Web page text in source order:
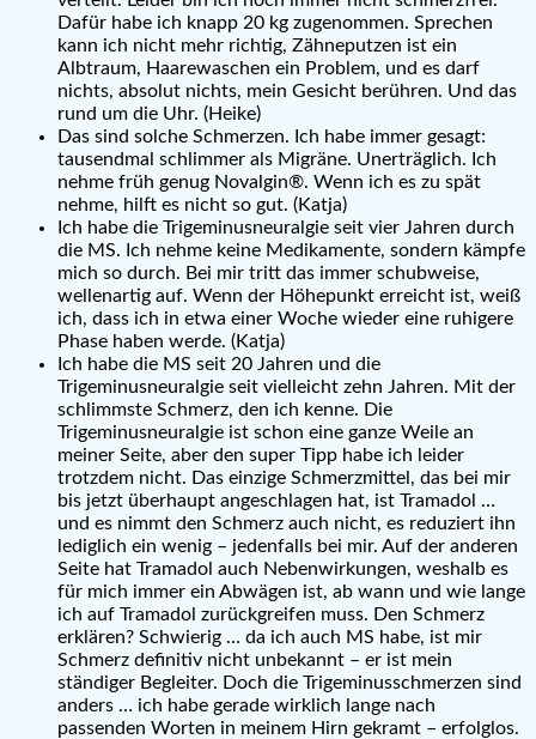
Dafür habe ich knapp 20 kg zugenommen. Sprechen
kann ich nicht mehr richtig, Zähneputzen ist ein
Albtraum, Haarewaschen ein Problem, und es darf
nichts, absolut nichts, mein Gesicht berühren. Und das
rund um die Uhr. (Heike)
Das sind solche Schmerzen. Ich habe immer gesagt:
tausendmal schlimmer als Migräne. Unerträglich. Ich
nehme früh genug Novalgin®. Wenn ich es zu spät
nehme, hilft es nicht so gut. (Katja)
Ich habe die Trigeminusneuralgie seit vier Jahren durch
die MS. Ich nehme keine Medikamente, sondern kämpfe
mich so durch. Bei mir tritt das immer schubweise,
wellenartig auf. Wenn der Höhepunkt erreicht ist, weiß
ich, dass ich in etwa einer Woche wieder eine ruhigere
Phase haben werde. (Katja)
Ich habe die MS seit 20 Jahren und die
Trigeminusneuralgie seit vielleicht zehn Jahren. Mit der
schlimmste Schmerz, den ich kenne. Die
Trigeminusneuralgie ist schon eine ganze Weile an
meiner Seite, aber den super Tipp habe ich leider
trotzdem nicht. Das einzige Schmerzmittel, das bei mir
bis jetzt überhaupt angeschlagen hat, ist Tramadol …
und es nimmt den Schmerz auch nicht, es reduziert ihn
lediglich ein wenig – jedenfalls bei mir. Auf der anderen
Seite hat Tramadol auch Nebenwirkungen, weshalb es
für mich immer ein Abwägen ist, ab wann und wie lange
ich auf Tramadol zurückgreifen muss. Den Schmerz
erklären? Schwierig … da ich auch MS habe, ist mir
Schmerz definitiv nicht unbekannt – er ist mein
ständiger Begleiter. Doch die Trigeminusschmerzen sind
anders … ich habe gerade wirklich lange nach
passenden Worten in meinem Hirn gekramt – erfolglos.